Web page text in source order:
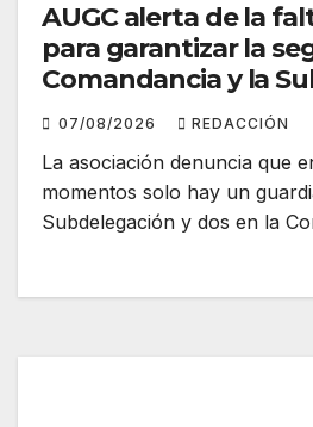
AUGC alerta de la
para garantizar la
Comandancia y la
en Huelva
07/08/2026 REDACCIÓN
La asociación denuncia que
momentos solo hay un
Subdelegación y dos en la